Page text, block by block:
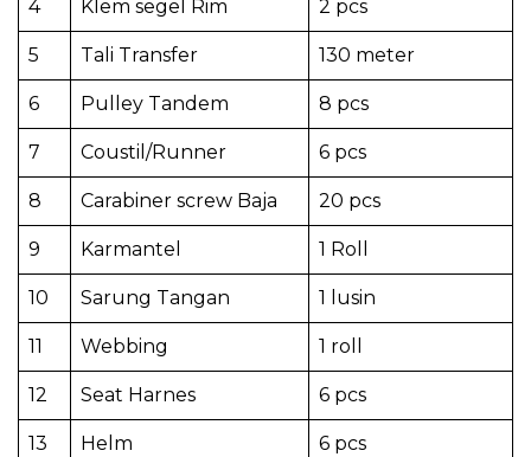
4 Klem segel Rim 2 pcs
5 Tali Transfer 130 meter
6 Pulley Tandem 8 pcs
7 Coustil/Runner 6 pcs
8 Carabiner screw Baja 20 pcs
9 Karmantel 1 Roll
10 Sarung Tangan 1 lusin
11 Webbing 1 roll
12 Seat Harnes 6 pcs
13 Helm 6 pcs